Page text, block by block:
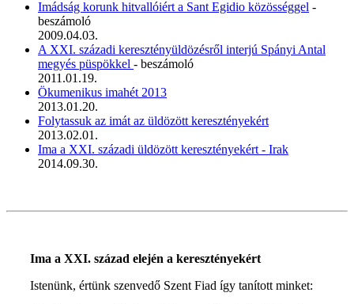
Imádság korunk hitvallóiért a Sant Egidio közösséggel -
beszámoló
2009.04.03.
A XXI. századi keresztényüldözésről interjú Spányi Antal
megyés püspökkel - beszámoló
2011.01.19.
Ökumenikus imahét 2013
2013.01.20.
Folytassuk az imát az üldözött keresztényekért
2013.02.01.
Ima a XXI. századi üldözött keresztényekért - Irak
2014.09.30.
Ima a XXI. század elején a keresztényekért
Istenünk, értünk szenvedő Szent Fiad így tanított minket: